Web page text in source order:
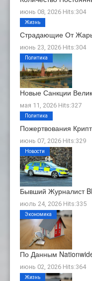
июнь 08, 2026 Hits:304
Страдающие От
июнь 23, 2026 Hits:304
Жизнь
Новые Санкции
мая 11, 2026 Hits:327
Политика
Пожертвования
июнь 07, 2026 Hits:329
Политика
Бывший Журналист
июль 24, 2026 Hits:335
Новости
По Данным
июнь 02, 2026 Hits:364
Экономика
Жизнь